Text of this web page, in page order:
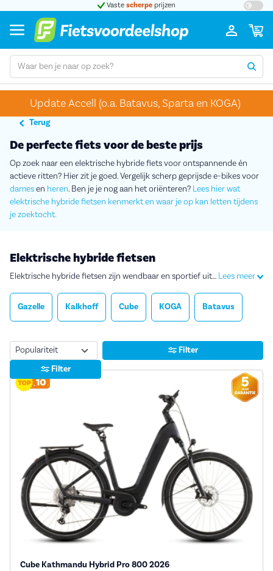
Vastescherpeprijzen
Update Accell (o.a. Batavus, Sparta en KOGA)
Terug
De perfecte fiets voor de beste prijs
Op zoek naar een elektrische hybride fiets voor ontspannende én
actieve ritten? Hier zit je goed. Vergelijk scherp geprijsde e-bikes voor
damesen heren. Ben je je nog aan het oriënteren? Lees hier wat
elektrische hybride fietsen kenmerkt en waar je op kan letten tijdens
je zoektocht.
Elektrische hybride fietsen
Lees meer
Elektrische hybride fietsen zijn wendbaar en sportief uitgerust. De kenmerkende derailleurversnelling zorgt ervoor dat je extra licht trapt en makkelijker lange afstanden aflegt.
Gazelle Kalkhoff Cube KOGA Batavus
Sorteren
Filter
Filter
Cube Kathmandu Hybrid Pro 800 2026